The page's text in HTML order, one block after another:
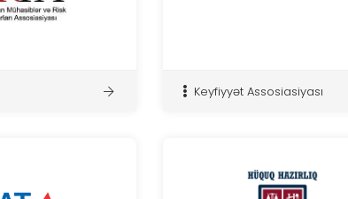
Keyfiyyət Assosiasiyası